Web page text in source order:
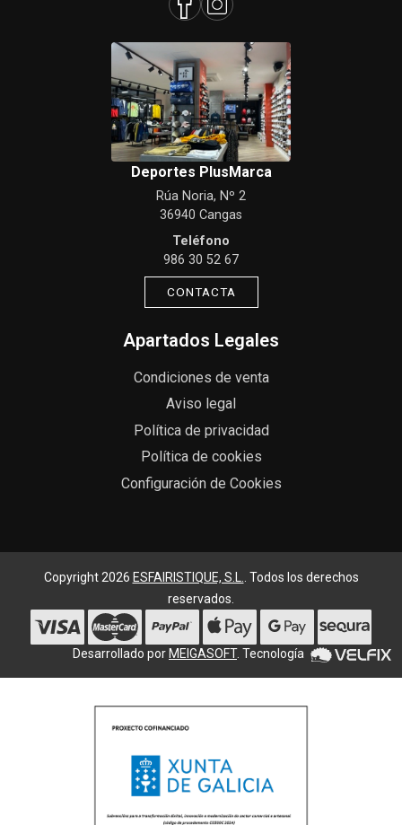
Deportes PlusMarca
Rúa Noria, Nº 2
36940 Cangas
Teléfono
986 30 52 67
CONTACTA
Apartados Legales
Condiciones de venta
Aviso legal
Política de privacidad
Política de cookies
Configuración de Cookies
Copyright 2026 ESFAIRISTIQUE, S.L.
. Todos los derechos
reservados.
Desarrollado por MEIGASOFT. Tecnología